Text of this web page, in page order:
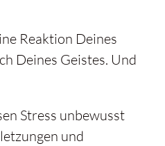
Reaktion Deines
Deines Geistes. Und
Stress unbewusst
und